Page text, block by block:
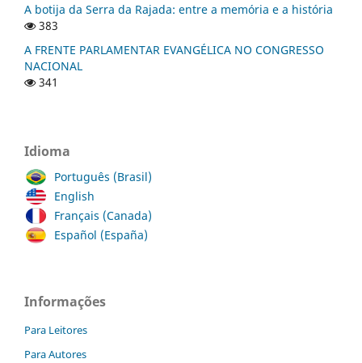
A botija da Serra da Rajada: entre a memória e a história
383
A FRENTE PARLAMENTAR EVANGÉLICA NO CONGRESSO
NACIONAL
341
Idioma
Português (Brasil)
English
Français (Canada)
Español (España)
Informações
Para Leitores
Para Autores